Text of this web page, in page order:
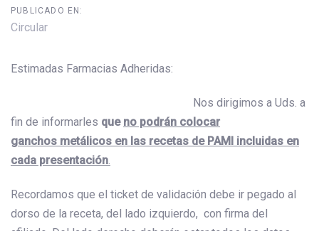
PUBLICADO EN:
Circular
Estimadas Farmacias Adheridas:
Nos dirigimos a Uds. a
fin de informarles que no podrán colocar
ganchos metálicos en las recetas de PAMI incluidas en
cada presentación
Recordamos que el ticket de validación debe ir pegado al
dorso de la receta, del lado izquierdo, con firma del